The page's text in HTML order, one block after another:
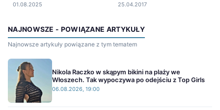
01.08.2025 25.04.2017
NAJNOWSZE - POWIĄZANE ARTYKUŁY
Najnowsze artykuły powiązane z tym tematem
Nikola Raczko w skąpym bikini na plaży we
Włoszech. Tak wypoczywa po odejściu z Top Girls
06.08.2026, 19:00